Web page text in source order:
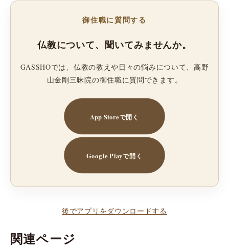
御住職に質問する
仏教について、聞いてみませんか。
GASSHOでは、仏教の教えや日々の悩みについて、高野
山金剛三昧院の御住職に質問できます。
App Storeで開く
Google Playで開く
後でアプリをダウンロードする
関連ページ